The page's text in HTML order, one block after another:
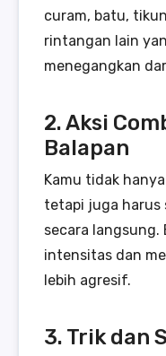
curam, batu,
rintangan lain
menegangkan
2. Aksi
Balapan
Kamu tidak
tetapi juga harus
secara langsung.
intensitas dan
lebih agresif.
3. Trik dan